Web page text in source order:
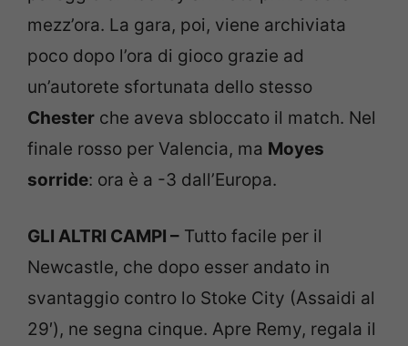
mezz’ora. La gara, poi, viene archiviata
poco dopo l’ora di gioco grazie ad
un’autorete sfortunata dello stesso
Chester che aveva sbloccato il match. Nel
finale rosso per Valencia, ma Moyes
sorride: ora è a -3 dall’Europa.
GLI ALTRI CAMPI – Tutto facile per il
Newcastle, che dopo esser andato in
svantaggio contro lo Stoke City (Assaidi al
29′), ne segna cinque. Apre Remy, regala il